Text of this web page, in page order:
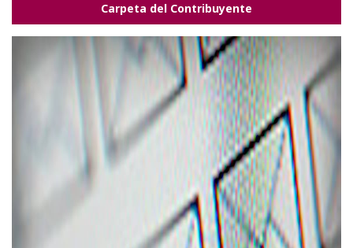
Carpeta del Contribuyente